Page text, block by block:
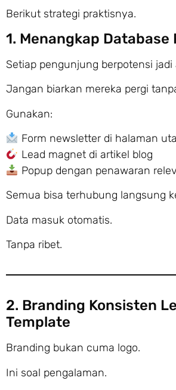
Berikut strategi praktisnya.
1. Menangkap
Setiap pengunjung berpotensi jadi
Jangan biarkan mereka pergi
Gunakan:
Form newsletter di halaman
Lead magnet di artikel blog
Popup dengan penawaran
Semua bisa terhubung langsung
Data masuk otomatis.
Tanpa ribet.
2. Branding Konsisten
Template
Branding bukan cuma logo.
Ini soal pengalaman.